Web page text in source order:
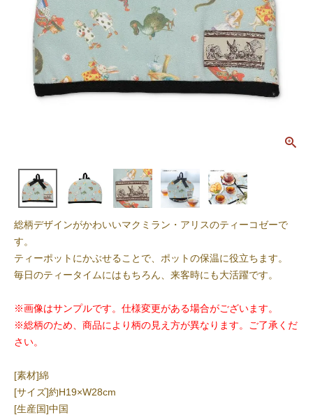
総柄デザインがかわいいマクミラン・アリスのティーコゼーで
す。
ティーポットにかぶせることで、ポットの保温に役立ちます。
毎日のティータイムにはもちろん、来客時にも大活躍です。
※画像はサンプルです。仕様変更がある場合がございます。
※総柄のため、商品により柄の見え方が異なります。ご了承くだ
さい。
[素材]綿
[サイズ]約H19×W28cm
[生産国]中国